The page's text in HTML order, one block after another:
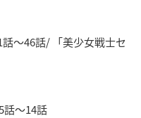
〜46話/ 「美少女戦士セ
話〜14話